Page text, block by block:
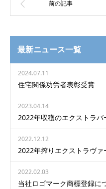
最新ニュース一覧
2024.07.11
住宅関係功労者表彰受賞
2023.04.14
2022.12.12
2022.02.03
当社ロゴマーク商標登録に